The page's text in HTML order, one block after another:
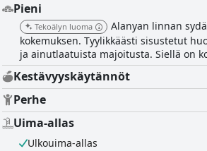
Pieni
Tekoälyn luoma
Alanyan linnan
kokemuksen. Tyylikkäästi sisustetut
ja ainutlaatuista majoitusta. Siellä on
Kestävyyskäytännöt
Perhe
Uima-allas
Ulkouima-allas